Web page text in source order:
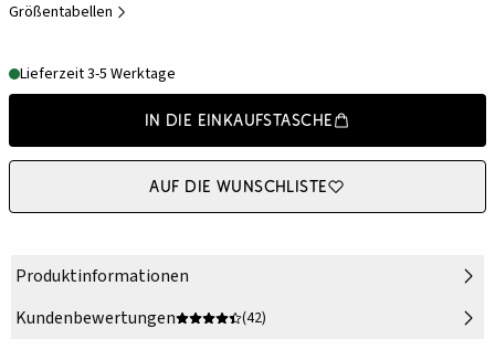
Größentabellen
Lieferzeit 3-5 Werktage
In die Einkaufstasche
Auf die Wunschliste
Produktinformationen
Kundenbewertungen
(42)